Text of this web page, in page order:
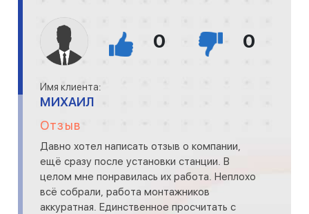
0 0
Имя клиента:
МИХАИЛ
Отзыв
Давно хотел написать отзыв о компании,
ещё сразу после установки станции. В
целом мне понравилась их работа. Неплохо
всё собрали, работа монтажников
аккуратная. Единственное просчитать с